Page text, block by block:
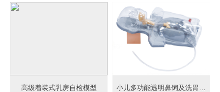
高级着装式乳房自检模型